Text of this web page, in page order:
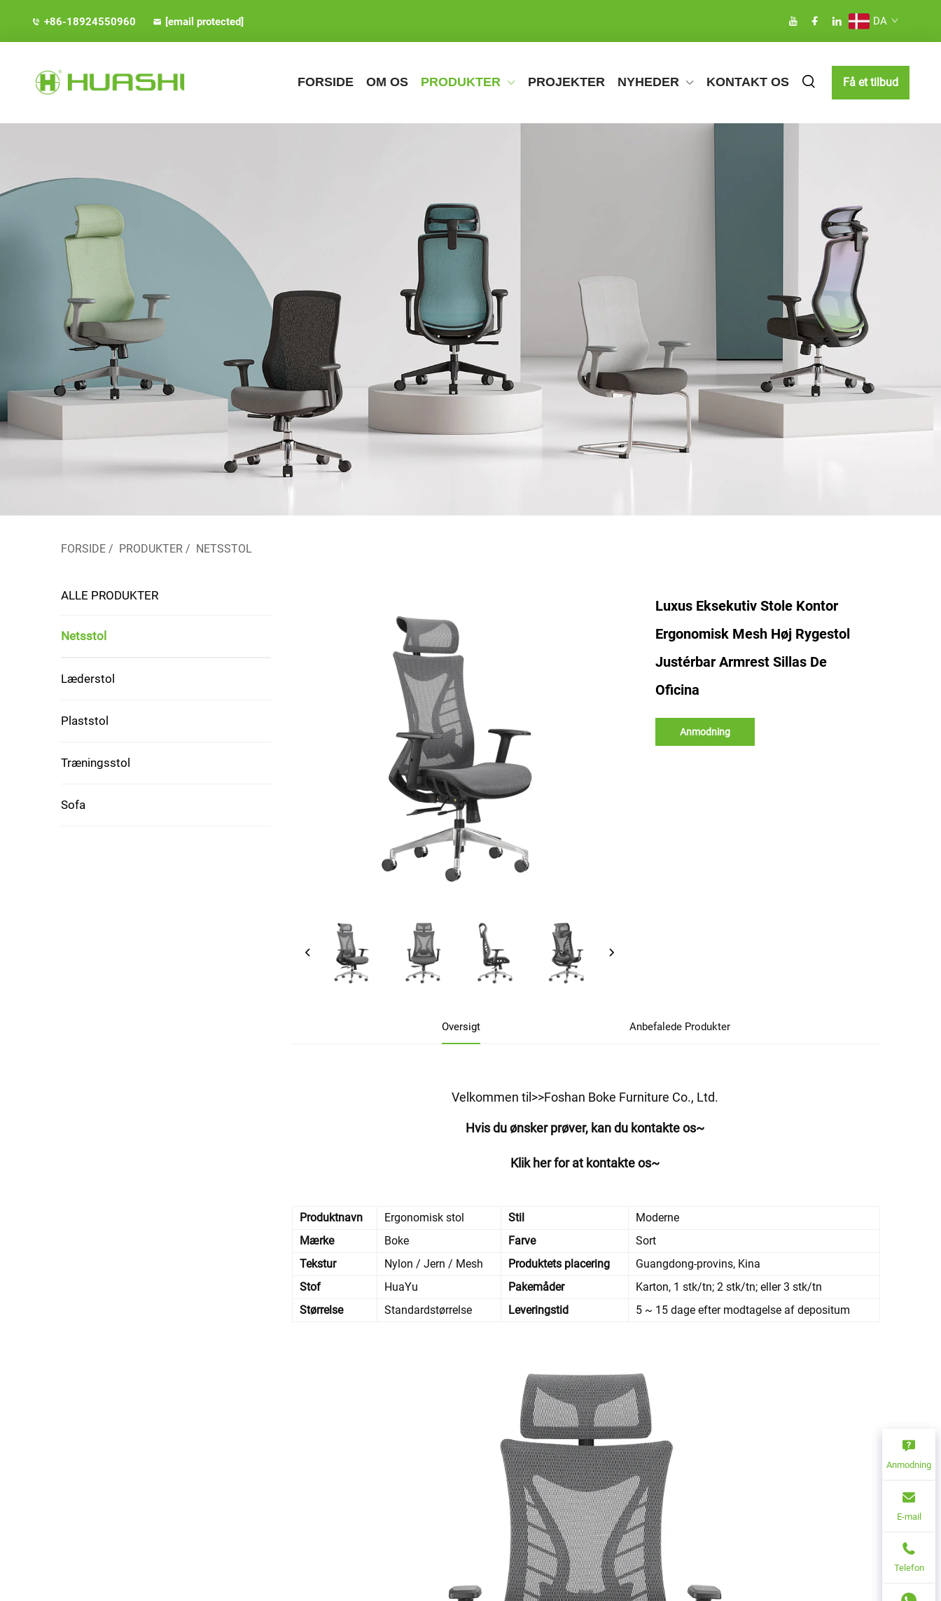
+86-18924550960 [email protected] DA
FORSIDE OM OS PRODUKTER PROJEKTER NYHEDER KONTAKT OS Få et tilbud
FORSIDE / PRODUKTER / NETSSTOL
ALLE PRODUKTER
Netsstol
Læderstol
Plaststol
Træningsstol
Sofa
Luxus Eksekutiv Stole Kontor
Ergonomisk Mesh Høj Rygestol
Justérbar Armrest Sillas De
Oficina
Anmodning
Oversigt Anbefalede Produkter
Velkommen til>>Foshan Boke Furniture Co., Ltd.
Hvis du ønsker prøver, kan du kontakte os~
Klik her for at kontakte os~
Produktnavn Ergonomisk stol Stil
Moderne
Mærke
Boke Farve
Sort
Tekstur
Nylon / Jern / Mesh Produktets placering
Guangdong-provins, Kina
Stof
HuaYu Pakemåder
Karton, 1 stk/tn; 2 stk/tn; eller 3 stk/tn
Størrelse
Standardstørrelse Leveringstid 5 ~ 15 dage efter modtagelse af depositum
Anmodning
E-mail
Telefon